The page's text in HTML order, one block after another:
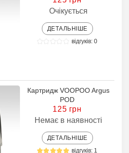
Очікується
ДЕТАЛЬНІШЕ
відгуків: 0
Картридж VOOPOO Argus
POD
125 грн
Немає в наявності
ДЕТАЛЬНІШЕ
відгуків: 1